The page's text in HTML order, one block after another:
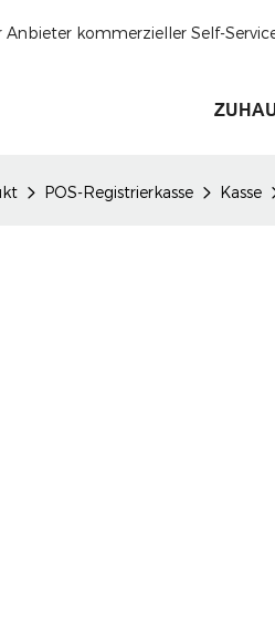
kommerzieller Self-
POS-Registrierkasse Kasse